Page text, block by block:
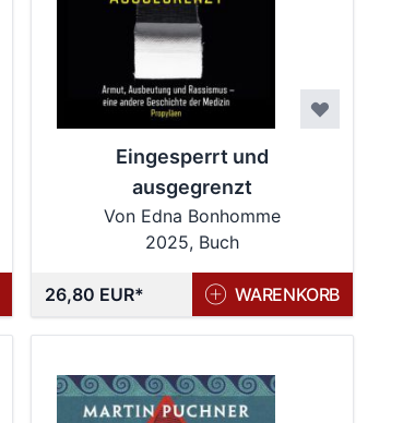
Eingesperrt und
ausgegrenzt
Von Edna Bonhomme
2025, Buch
26,80 EUR WARENKORB